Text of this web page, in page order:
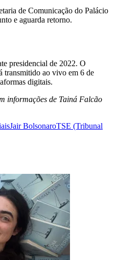
de Comunicação do Palácio
e aguarda retorno.
presidencial de 2022. O
transmitido ao vivo em 6 de
digitais.
informações de Tainá Falcão
Jair BolsonaroTSE (Tribunal